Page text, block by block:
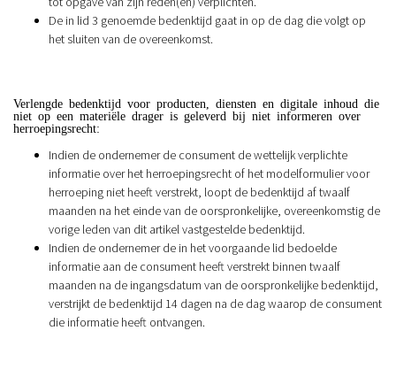
De in lid 3 genoemde bedenktijd gaat in op de dag die volgt op
het sluiten van de overeenkomst.
Verlengde bedenktijd voor producten, diensten en digitale inhoud die
niet op een materiële drager is geleverd bij niet informeren over
herroepingsrecht:
Indien de ondernemer de consument de wettelijk verplichte
informatie over het herroepingsrecht of het modelformulier voor
herroeping niet heeft verstrekt, loopt de bedenktijd af twaalf
maanden na het einde van de oorspronkelijke, overeenkomstig de
vorige leden van dit artikel vastgestelde bedenktijd.
Indien de ondernemer de in het voorgaande lid bedoelde
informatie aan de consument heeft verstrekt binnen twaalf
maanden na de ingangsdatum van de oorspronkelijke bedenktijd,
verstrijkt de bedenktijd 14 dagen na de dag waarop de consument
die informatie heeft ontvangen.